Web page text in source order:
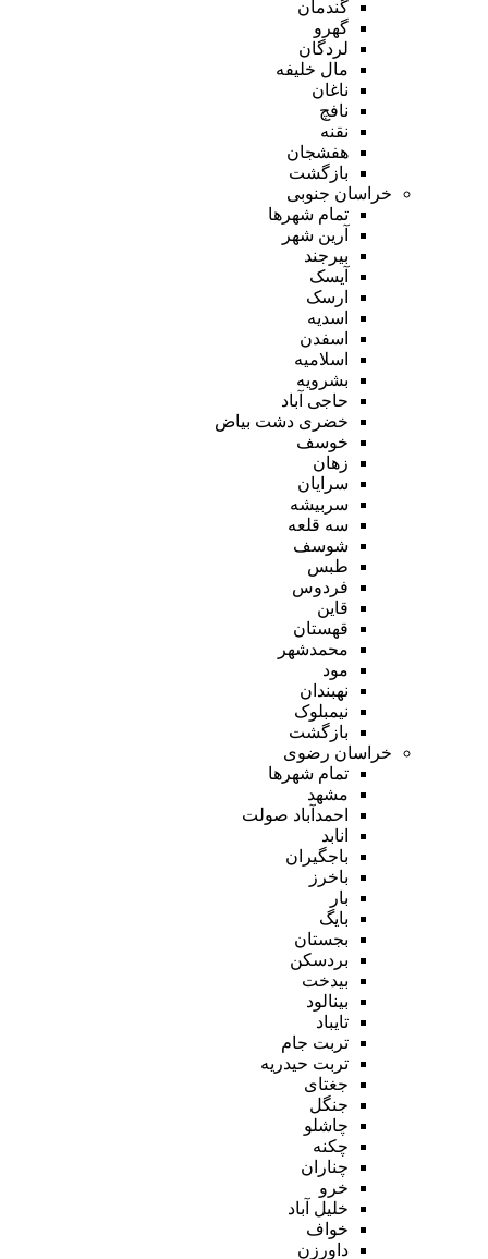
گندمان
گهرو
لردگان
مال خلیفه
ناغان
نافچ
نقنه
هفشجان
بازگشت
خراسان جنوبی
تمام شهر‌ها
آرین شهر
بیرجند
آیسک
ارسک
اسدیه
اسفدن
اسلامیه
بشرویه
حاجی آباد
خضری دشت بیاض
خوسف
زهان
سرایان
سربیشه
سه قلعه
شوسف
طبس
فردوس
قاین
قهستان
محمدشهر
مود
نهبندان
نیمبلوک
بازگشت
خراسان رضوی
تمام شهر‌ها
مشهد
احمدآباد صولت
انابد
باجگیران
باخرز
بار
بایگ
بجستان
بردسکن
بیدخت
بینالود
تایباد
تربت جام
تربت حیدریه
جغتای
جنگل
چاشلو
چکنه
چناران
خرو
خلیل آباد
خواف
داورزن